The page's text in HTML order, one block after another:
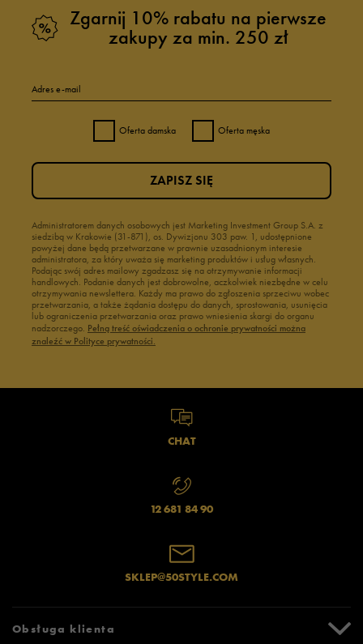
Zgarnij 10% rabatu na pierwsze
zakupy za min. 250 zł
Adres e-mail
Oferta damska Oferta męska
Administratorem danych osobowych jest Marketing Investment Group S.A. z
siedzibą w Krakowie (31-871), os. Dywizjonu 303 paw. 1, udostępnione
powyżej dane będą przetwarzane w prawnie uzasadnionym interesie
administratora, za który uważa się marketing produktów i usług własnych.
Podając swój adres mailowy zgadzasz się na otrzymywanie informacji
handlowych. Podanie danych jest dobrowolne, aczkolwiek niezbędne w celu
otrzymywania newslettera. Każdy ma prawo do zgłoszenia sprzeciwu wobec
przetwarzania, a także żądania dostępu do danych, sprostowania, usunięcia
lub ograniczenia przetwarzania oraz prawo wniesienia skargi do organu
nadzorczego. Pełną treść oświadczenia o ochronie prywatności można
znaleźć w Polityce prywatności.
ZAPISZ SIĘ
CHAT
12 681 84 90
SKLEP@50STYLE.COM
Obsługa klienta